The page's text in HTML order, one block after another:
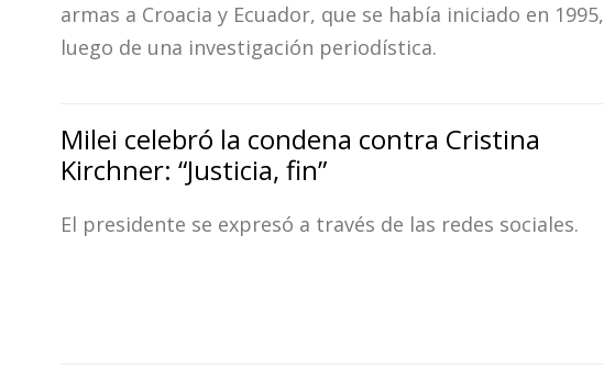
armas a Croacia y Ecuador, que se había iniciado en 1995,
luego de una investigación periodística.
Milei celebró la condena contra Cristina
Kirchner: “Justicia, fin”
El presidente se expresó a través de las redes sociales.